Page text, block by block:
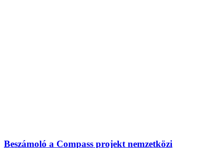
Beszámoló a Compass projekt nemzetközi